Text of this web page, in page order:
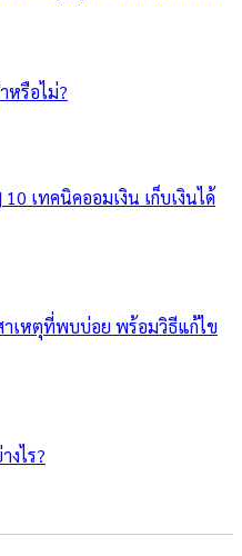
หรือไม่?
เทคนิคออมเงิน เก็บเงินได้
าเหตุที่พบบ่อย พร้อมวิธีแก้ไข
งไร?